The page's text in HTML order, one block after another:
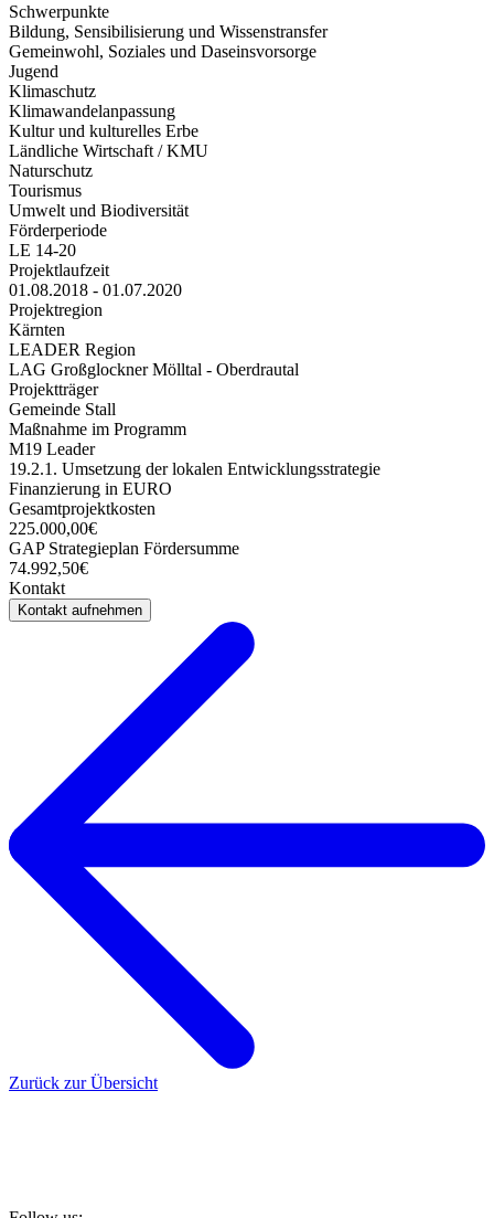
Schwerpunkte
Bildung, Sensibilisierung und Wissenstransfer
Gemeinwohl, Soziales und Daseinsvorsorge
Jugend
Klimaschutz
Klimawandelanpassung
Kultur und kulturelles Erbe
Ländliche Wirtschaft / KMU
Naturschutz
Tourismus
Umwelt und Biodiversität
Förderperiode
LE 14-20
Projektlaufzeit
01.08.2018 - 01.07.2020
Projektregion
Kärnten
LEADER Region
LAG Großglockner Mölltal - Oberdrautal
Projektträger
Gemeinde Stall
Maßnahme im Programm
M19 Leader
19.2.1. Umsetzung der lokalen Entwicklungsstrategie
Finanzierung in EURO
Gesamtprojektkosten
225.000,00€
GAP Strategieplan Fördersumme
74.992,50€
Kontakt
Kontakt aufnehmen
Zurück zur Übersicht